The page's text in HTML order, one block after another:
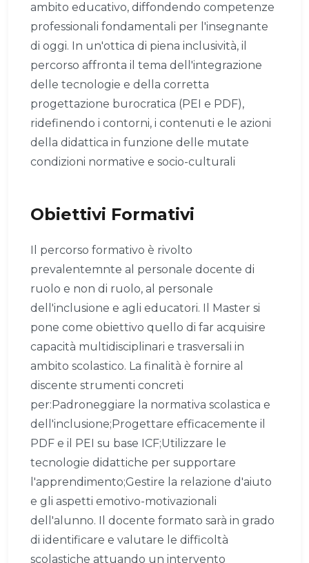
ambito educativo, diffondendo competenze
professionali fondamentali per l'insegnante
di oggi. In un'ottica di piena inclusività, il
percorso affronta il tema dell'integrazione
delle tecnologie e della corretta
progettazione burocratica (PEI e PDF),
ridefinendo i contorni, i contenuti e le azioni
della didattica in funzione delle mutate
condizioni normative e socio-culturali
Obiettivi Formativi
Il percorso formativo è rivolto
prevalentemnte al personale docente di
ruolo e non di ruolo, al personale
dell'inclusione e agli educatori. Il Master si
pone come obiettivo quello di far acquisire
capacità multidisciplinari e trasversali in
ambito scolastico. La finalità è fornire al
discente strumenti concreti
per:Padroneggiare la normativa scolastica e
dell'inclusione;Progettare efficacemente il
PDF e il PEI su base ICF;Utilizzare le
tecnologie didattiche per supportare
l'apprendimento;Gestire la relazione d'aiuto
e gli aspetti emotivo-motivazionali
dell'alunno. Il docente formato sarà in grado
di identificare e valutare le difficoltà
scolastiche attuando un intervento